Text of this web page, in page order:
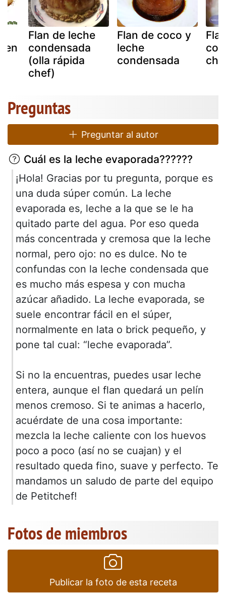
en
Flan de leche
condensada
(olla rápida
chef)
Flan de coco y
leche
condensada
Preguntas
Preguntar al autor
Cuál es la leche evaporada??????
¡Hola! Gracias por tu pregunta, porque es
una duda súper común. La leche
evaporada es, leche a la que se le ha
quitado parte del agua. Por eso queda
más concentrada y cremosa que la leche
normal, pero ojo: no es dulce. No te
confundas con la leche condensada que
es mucho más espesa y con mucha
azúcar añadido. La leche evaporada, se
suele encontrar fácil en el súper,
normalmente en lata o brick pequeño, y
pone tal cual: “leche evaporada”.
Si no la encuentras, puedes usar leche
entera, aunque el flan quedará un pelín
menos cremoso. Si te animas a hacerlo,
acuérdate de una cosa importante:
mezcla la leche caliente con los huevos
poco a poco (así no se cuajan) y el
resultado queda fino, suave y perfecto. Te
mandamos un saludo de parte del equipo
de Petitchef!
Fotos de miembros
Publicar la foto de esta receta